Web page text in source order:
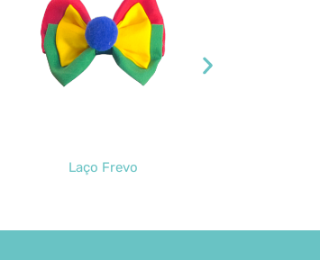
Laço Frevo